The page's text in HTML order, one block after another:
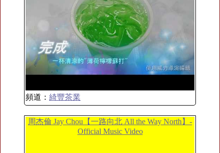
頻道： 綺豐茶業
周杰倫 Jay Chou【一路向北 All the Way North】-
Official Music Video